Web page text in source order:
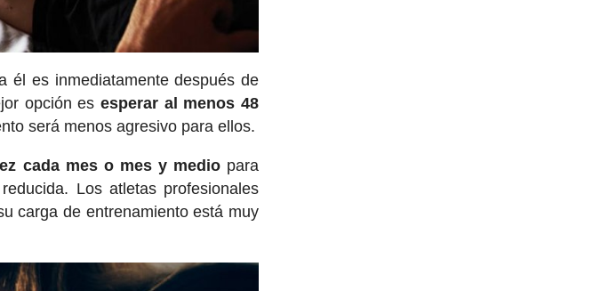
él es inmediatamente después de
opción esesperar al menos 48
será menos agresivo para ellos.
cada mes o mes y medio para
Los atletas profesionales
carga de entrenamiento está muy